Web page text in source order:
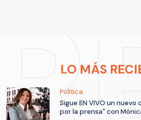
LO MÁS
Política
Sigue EN VIVO un
por la prensa" con